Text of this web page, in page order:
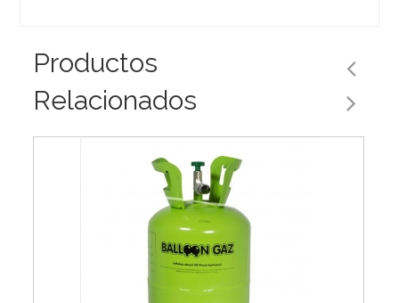
Productos
Relacionados